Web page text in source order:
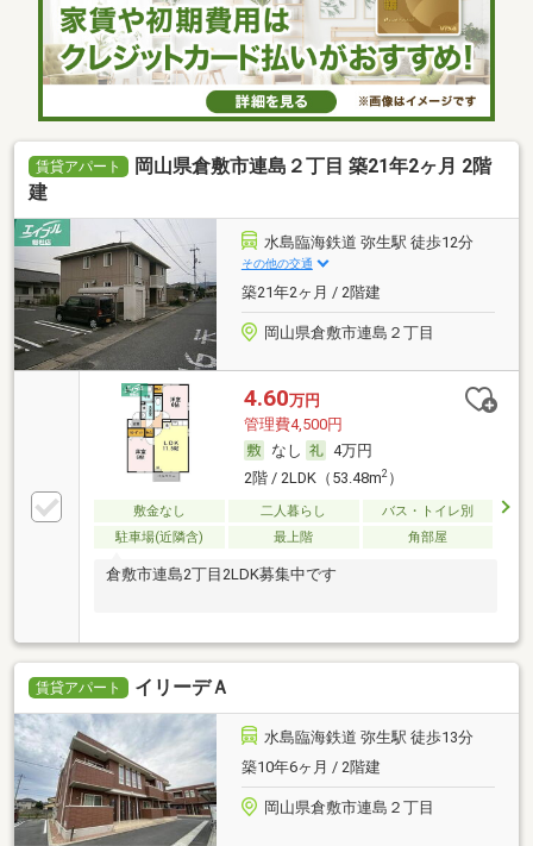
賃貸アパート
岡山県倉敷市連島２丁目 築21年2ヶ月 2階
建
水島臨海鉄道 弥生駅 徒歩12分
その他の交通
築21年2ヶ月 / 2階建
岡山県倉敷市連島２丁目
4.60万円
管理費4,500円
なし
4万円
2階 / 2LDK（53.48m2）
敷金なし 二人暮らし
バス・トイレ別
駐車場(近隣含)
最上階 角部屋
倉敷市連島2丁目2LDK募集中です
賃貸アパート イリーデＡ
水島臨海鉄道 弥生駅 徒歩13分
築10年6ヶ月 / 2階建
岡山県倉敷市連島２丁目